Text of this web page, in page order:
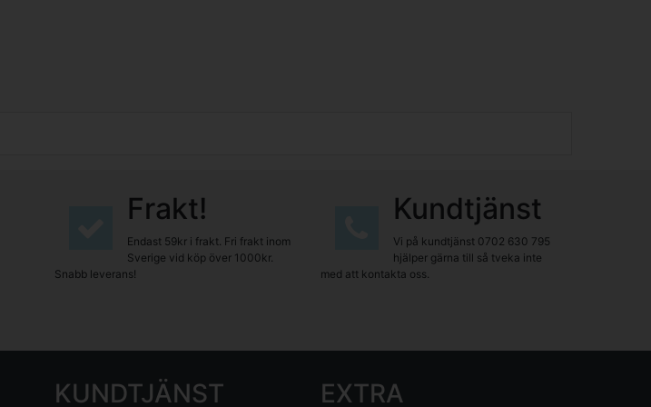
Frakt!
Endast 59kr i frakt. Fri frakt inom
Sverige vid köp över 1000kr.
Snabb leverans!
Kundtjänst
Vi på kundtjänst 0702 630 795
hjälper gärna till så tveka inte
med att kontakta oss.
KUNDTJÄNST EXTRA